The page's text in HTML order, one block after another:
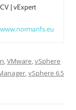
| vExpert
www.normanfs.eu
,VMware,vSphere
,vSphere 6.5